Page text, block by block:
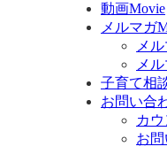
動画Movie
メルマガ
メ
メ
子育て相
お問い合
カ
お